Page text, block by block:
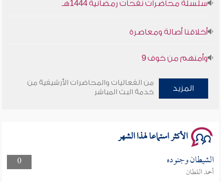
المزيد
من الفعاليات والمحاضرات الأرشيفية من
خدمة البث المباشر
الأكثر استماعا لهذا الشهر
0 الشيطان وجنوده
أحمد القطان